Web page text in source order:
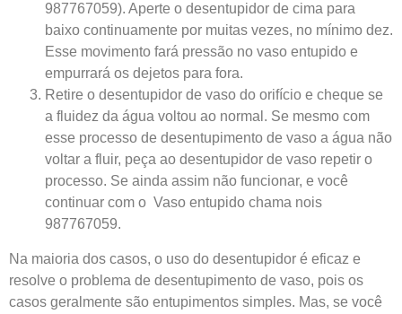
987767059). Aperte o desentupidor de cima para
baixo continuamente por muitas vezes, no mínimo dez.
Esse movimento fará pressão no vaso entupido e
empurrará os dejetos para fora.
Retire o desentupidor de vaso do orifício e cheque se
a fluidez da água voltou ao normal. Se mesmo com
esse processo de desentupimento de vaso a água não
voltar a fluir, peça ao desentupidor de vaso repetir o
processo. Se ainda assim não funcionar, e você
continuar com o Vaso entupido chama nois
987767059.
Na maioria dos casos, o uso do desentupidor é eficaz e
resolve o problema de desentupimento de vaso, pois os
casos geralmente são entupimentos simples. Mas, se você